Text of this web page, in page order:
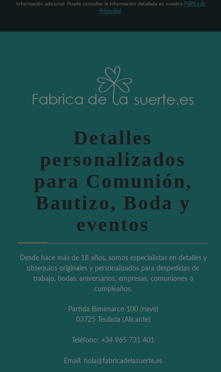
Información adicional: Puede consultar la información detallada en nuestra Política de
Privacidad
Detalles
personalizados
para Comunión,
Bautizo, Boda y
eventos
Desde hace más de 18 años, somos especialistas en detalles y
obsequios originales y personalizados para despedidas de
trabajo, bodas, aniversarios, empresas, comuniones o
cumpleaños.
Partida Benimarco 100 (nave)
03725 Teulada (Alicante)
Teléfono: +34 965 731 401
Email: hola@fabricadelasuerte.es